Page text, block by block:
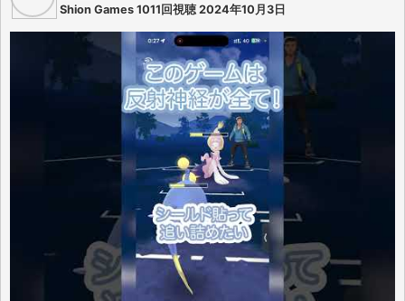
Shion Games 1011回視聴 2024年10月3日